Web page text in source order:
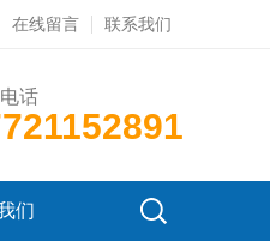
在线留言 联系我们
话
们